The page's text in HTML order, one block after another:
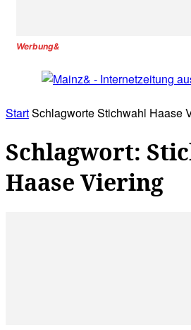
Werbung&
StartSchlagworteStichwahl Haase
Schlagwort:
Haase Viering